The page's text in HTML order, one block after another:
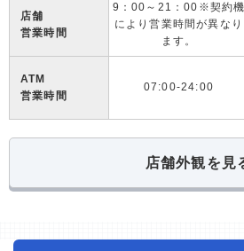
店舗
営業時間
9：00～21：00※契約機
により営業時間が異なり
ます。
ATM
営業時間
07:00-24:00
店舗外観を見